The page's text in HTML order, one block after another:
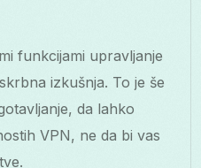
funkcijami upravljanje
izkušnja. To je še
da lahko
VPN, ne da bi vas